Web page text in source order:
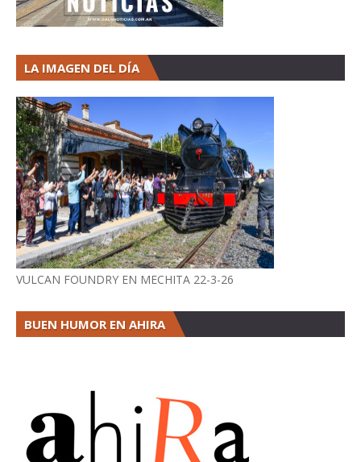
LA IMAGEN DEL DÍA
VULCAN FOUNDRY EN MECHITA 22-3-26
BUEN HUMOR EN AHIRA